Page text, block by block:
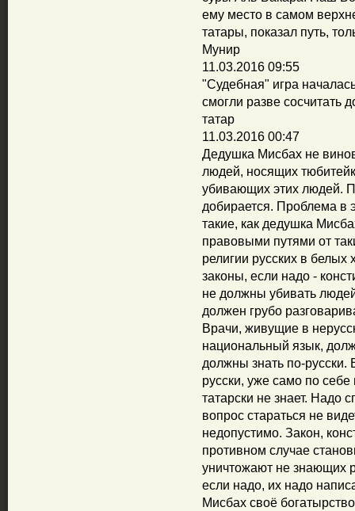
ему место в самом
татары, показал путь,
Мунир
11.03.2016 09:55
"Судебная" игра
смогли разве сосчитать
татар
11.03.2016 00:47
Дедушка Мисбах не
людей, носящих
убивающих этих людей.
добирается. Проблема в
такие, как дедушка
правовыми путями от
религии русских в белых
законы, если надо -
не должны убивать
должен грубо
Врачи, живущие в
национальный язык,
должны знать по-русски.
русски, уже само по
татарски не знает. Надо
вопрос стараться не
недопустимо. Закон,
противном случае
уничтожают не знающих
если надо, их надо
Мисбах своё